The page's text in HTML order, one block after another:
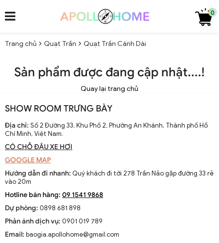
0
Trang chủ Quạt Trần Quạt Trần Cánh Dài
Sản phẩm được đang cập nhật....!
Quay lại trang chủ
SHOW ROOM TRƯNG BÀY
Địa chỉ: Số 2 Đường 33, Khu Phố 2, Phường An Khánh, Thành phố Hồ
Chí Minh, Việt Nam.
CÓ CHỖ ĐẬU XE HƠI
GOOGLE MAP
Hướng dẫn đi nhanh: Quý khách đi tới 278 Trần Não gặp đường 33 rẽ
vào 20m
Hotline bán hàng: 09 1541 9868
Dự phòng: 0898 681 898
Phản ánh dịch vụ: 0901 019 789
Email: baogia.apollohome@gmail.com